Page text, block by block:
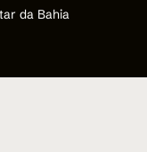
da Bahia